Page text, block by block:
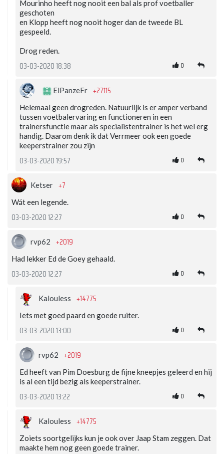
Mourinho heeft nog nooit een bal als prof voetballer
geschoten
en Klopp heeft nog nooit hoger dan de tweede BL
gespeeld.
Drog reden.
03-03-2020 18:38 0
ElPanzeFr +27115
Helemaal geen drogreden. Natuurlijk is er amper verband
tussen voetbalervaring en functioneren in een
trainersfunctie maar als specialistentrainer is het wel erg
handig. Daarom denk ik dat Verrmeer ook een goede
keeperstrainer zou zijn
03-03-2020 19:57 0
Ketser +7
Wát een legende.
03-03-2020 12:27 0
rvp62 +2019
Had lekker Ed de Goey gehaald.
03-03-2020 12:27 0
Kalouless +14775
Iets met goed paard en goede ruiter.
03-03-2020 13:00 0
rvp62 +2019
Ed heeft van Pim Doesburg de fijne kneepjes geleerd en hij
is al een tijd bezig als keeperstrainer.
03-03-2020 13:22 0
Kalouless +14775
Zoiets soortgelijks kun je ook over Jaap Stam zeggen. Dat
maakte hem nog geen goede trainer.